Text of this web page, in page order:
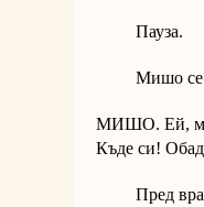
Пауза.
Мишо се
МИШО. Ей,
Къде си!
Пред